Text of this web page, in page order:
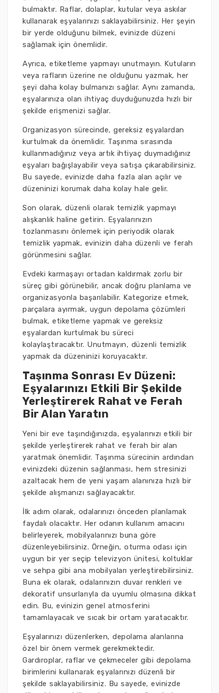
bulmaktır. Raflar, dolaplar, kutular veya askılar
kullanarak eşyalarınızı saklayabilirsiniz. Her şeyin
bir yerde olduğunu bilmek, evinizde düzeni
sağlamak için önemlidir.
Ayrıca, etiketleme yapmayı unutmayın. Kutuların
veya rafların üzerine ne olduğunu yazmak, her
şeyi daha kolay bulmanızı sağlar. Aynı zamanda,
eşyalarınıza olan ihtiyaç duyduğunuzda hızlı bir
şekilde erişmenizi sağlar.
Organizasyon sürecinde, gereksiz eşyalardan
kurtulmak da önemlidir. Taşınma sırasında
kullanmadığınız veya artık ihtiyaç duymadığınız
eşyaları bağışlayabilir veya satışa çıkarabilirsiniz.
Bu sayede, evinizde daha fazla alan açılır ve
düzeninizi korumak daha kolay hale gelir.
Son olarak, düzenli olarak temizlik yapmayı
alışkanlık haline getirin. Eşyalarınızın
tozlanmasını önlemek için periyodik olarak
temizlik yapmak, evinizin daha düzenli ve ferah
görünmesini sağlar.
Evdeki karmaşayı ortadan kaldırmak zorlu bir
süreç gibi görünebilir, ancak doğru planlama ve
organizasyonla başarılabilir. Kategorize etmek,
parçalara ayırmak, uygun depolama çözümleri
bulmak, etiketleme yapmak ve gereksiz
eşyalardan kurtulmak bu süreci
kolaylaştıracaktır. Unutmayın, düzenli temizlik
yapmak da düzeninizi koruyacaktır.
Taşınma Sonrası Ev Düzeni:
Eşyalarınızı Etkili Bir Şekilde
Yerleştirerek Rahat ve Ferah
Bir Alan Yaratın
Yeni bir eve taşındığınızda, eşyalarınızı etkili bir
şekilde yerleştirerek rahat ve ferah bir alan
yaratmak önemlidir. Taşınma sürecinin ardından
evinizdeki düzenin sağlanması, hem stresinizi
azaltacak hem de yeni yaşam alanınıza hızlı bir
şekilde alışmanızı sağlayacaktır.
İlk adım olarak, odalarınızı önceden planlamak
faydalı olacaktır. Her odanın kullanım amacını
belirleyerek, mobilyalarınızı buna göre
düzenleyebilirsiniz. Örneğin, oturma odası için
uygun bir yer seçip televizyon ünitesi, koltuklar
ve sehpa gibi ana mobilyaları yerleştirebilirsiniz.
Buna ek olarak, odalarınızın duvar renkleri ve
dekoratif unsurlarıyla da uyumlu olmasına dikkat
edin. Bu, evinizin genel atmosferini
tamamlayacak ve sıcak bir ortam yaratacaktır.
Eşyalarınızı düzenlerken, depolama alanlarına
özel bir önem vermek gerekmektedir.
Gardıroplar, raflar ve çekmeceler gibi depolama
birimlerini kullanarak eşyalarınızı düzenli bir
şekilde saklayabilirsiniz. Bu sayede, evinizde